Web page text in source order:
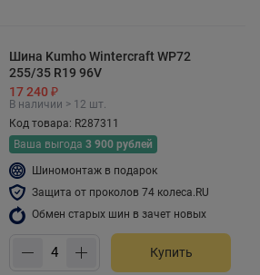
Шина Kumho Wintercraft WP72
255/35 R19 96V
17 240 ₽
В наличии > 12 шт.
Код товара: R287311
Ваша выгода 3 900 рублей
Шиномонтаж в подарок
Защита от проколов 74 колеса.RU
Обмен старых шин в зачет новых
Купить